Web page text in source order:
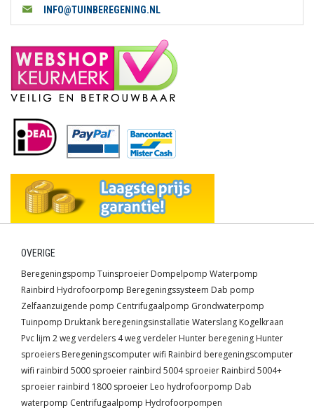
INFO@TUINBEREGENING.NL
OVERIGE
Beregeningspomp Tuinsproeier Dompelpomp Waterpomp
Rainbird Hydrofoorpomp Beregeningssysteem Dab pomp
Zelfaanzuigende pomp Centrifugaalpomp Grondwaterpomp
Tuinpomp Druktank beregeningsinstallatie Waterslang Kogelkraan
Pvc lijm 2 weg verdelers 4 weg verdeler Hunter beregening Hunter
sproeiers Beregeningscomputer wifi Rainbird beregeningscomputer
wifi rainbird 5000 sproeier rainbird 5004 sproeier Rainbird 5004+
sproeier rainbird 1800 sproeier Leo hydrofoorpomp Dab
waterpomp Centrifugaalpomp Hydrofoorpompen